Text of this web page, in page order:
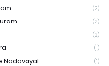
(2)
(2)
(2)
(1)
Nadavayal (1)